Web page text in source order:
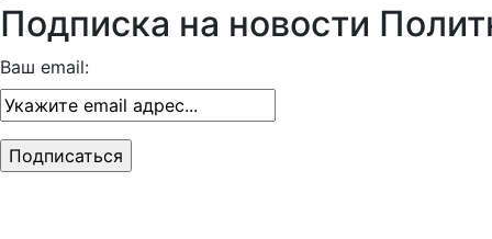
Подписка на новости
Ваш email: